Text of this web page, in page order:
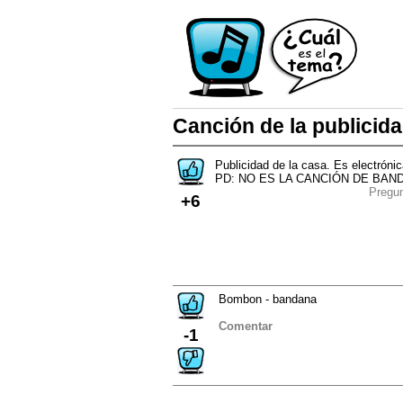
Canción de la
+6
Publicidad de la casa. Es
PD: NO ES LA CANCIÓN DE
-1
Bombon - bandana
Comentar